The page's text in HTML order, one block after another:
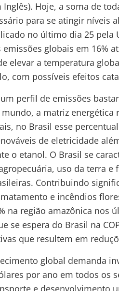
Inglês). Hoje, a soma de
para se atingir níveis
no último dia 25 pela
globais em 16%
elevar a temperatura
com possíveis efeitos
perfil de emissões
a matriz
no Brasil esse
de eletricidade
o etanol. O Brasil se
uso da terra e
Contribuindo
e incêndios
na região amazônica nos
se espera do Brasil na
que resultem em
global demanda
por ano em todos os
e desenvolvimento